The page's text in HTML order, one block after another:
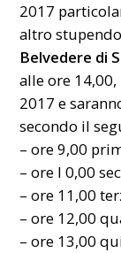
2017
altro
Belvedere di
alle ore
2017 e
secondo il
– ore 9,00
– ore l 0,00
– ore 11,00
– ore 12,00
– ore 13,00